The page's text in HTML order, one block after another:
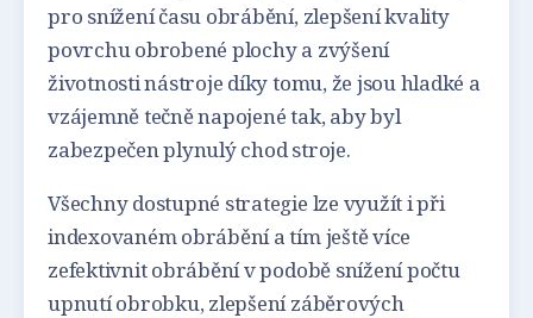
pro snížení času obrábění, zlepšení kvality
povrchu obrobené plochy a zvýšení
životnosti nástroje díky tomu, že jsou hladké a
vzájemně tečně napojené tak, aby byl
zabezpečen plynulý chod stroje.
Všechny dostupné strategie lze využít i při
indexovaném obrábění a tím ještě více
zefektivnit obrábění v podobě snížení počtu
upnutí obrobku, zlepšení záběrových